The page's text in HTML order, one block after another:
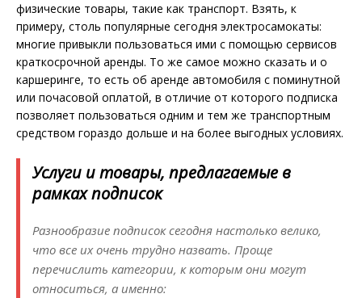
физические товары, такие как транспорт. Взять, к
примеру, столь популярные сегодня электросамокаты:
многие привыкли пользоваться ими с помощью сервисов
краткосрочной аренды. То же самое можно сказать и о
каршеринге, то есть об аренде автомобиля с поминутной
или почасовой оплатой, в отличие от которого подписка
позволяет пользоваться одним и тем же транспортным
средством гораздо дольше и на более выгодных условиях.
Услуги и товары, предлагаемые в
рамках подписок
Разнообразие подписок сегодня настолько велико,
что все их очень трудно назвать. Проще
перечислить категории, к которым они могут
относиться, а именно: